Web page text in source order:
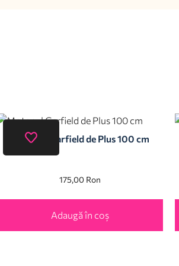
Motanul Garfield de Plus 100 cm
175,00 Ron
Adaugă în coș